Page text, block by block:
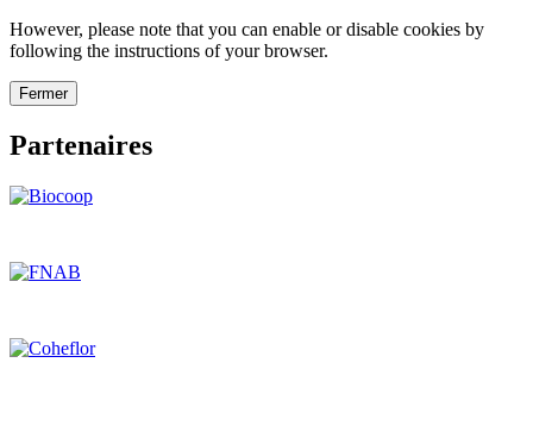
However, please note that you can enable or disable cookies by
following the instructions of your browser.
Fermer
Partenaires